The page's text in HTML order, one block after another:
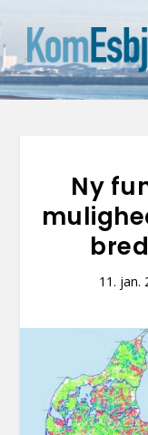
Ny
11. jan.